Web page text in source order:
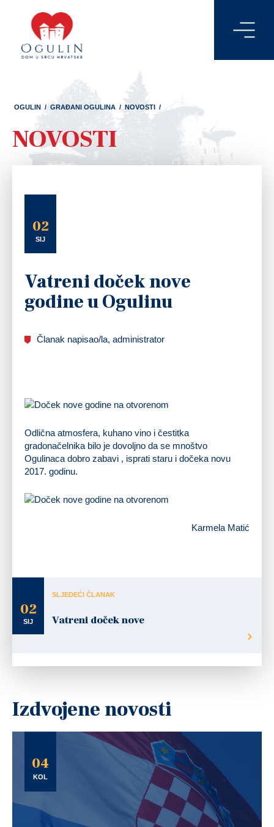
OGULIN / GRAĐANI OGULINA / NOVOSTI /
NOVOSTI
02
SIJ
Vatreni doček nove
godine u Ogulinu
Članak napisao/la, administrator
Odlična atmosfera, kuhano vino i čestitka
gradonačelnika bilo je dovoljno da se mnoštvo
Ogulinaca dobro zabavi , isprati staru i dočeka novu
2017. godinu.
Karmela Matić
02
SIJ
SLJEDEĆI ČLANAK
Vatreni doček nove
Izdvojene novosti
04
KOL